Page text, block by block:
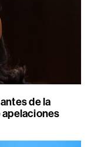
de la
apelaciones